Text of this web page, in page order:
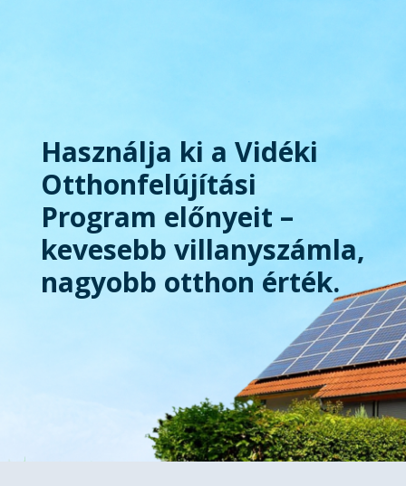
Használja ki a Vidéki
Otthonfelújítási
Program előnyeit –
kevesebb villanyszámla,
nagyobb otthon érték.